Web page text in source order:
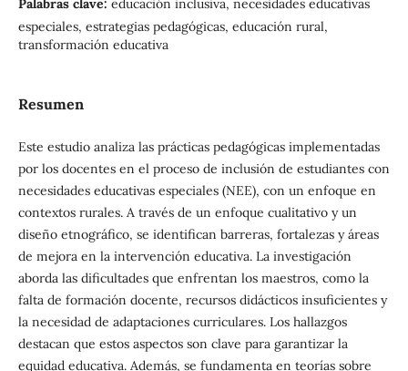
Palabras clave: educación inclusiva, necesidades educativas
especiales, estrategias pedagógicas, educación rural,
transformación educativa
Resumen
Este estudio analiza las prácticas pedagógicas implementadas
por los docentes en el proceso de inclusión de estudiantes con
necesidades educativas especiales (NEE), con un enfoque en
contextos rurales. A través de un enfoque cualitativo y un
diseño etnográfico, se identifican barreras, fortalezas y áreas
de mejora en la intervención educativa. La investigación
aborda las dificultades que enfrentan los maestros, como la
falta de formación docente, recursos didácticos insuficientes y
la necesidad de adaptaciones curriculares. Los hallazgos
destacan que estos aspectos son clave para garantizar la
equidad educativa. Además, se fundamenta en teorías sobre